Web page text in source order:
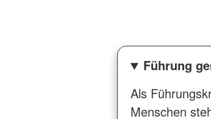
Führung
Als
Menschen